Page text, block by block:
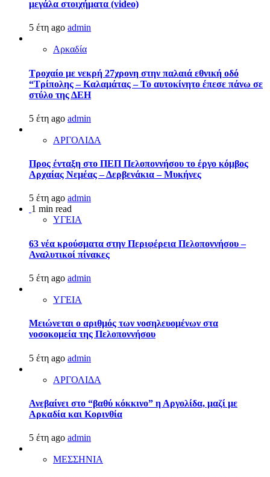
μεγάλα στοιχήματα (video)
5 έτη ago admin
Αρκαδία
Τροχαίο με νεκρή 27χρονη στην παλαιά εθνική οδό
“Τρίπολης – Καλαμάτας – Το αυτοκίνητο έπεσε πάνω σε
στύλο της ΔΕΗ
5 έτη ago admin
ΑΡΓΟΛΙΔΑ
Προς ένταξη στο ΠΕΠ Πελοποννήσου το έργο κόμβος
Αρχαίας Νεμέας – Δερβενάκια – Μυκήνες
5 έτη ago admin
1 min read
ΥΓΕΙΑ
63 νέα κρούσματα στην Περιφέρεια Πελοποννήσου –
Αναλυτικοί πίνακες
5 έτη ago admin
ΥΓΕΙΑ
Μειώνεται ο αριθμός των νοσηλευομένων στα
νοσοκομεία της Πελοποννήσου
5 έτη ago admin
ΑΡΓΟΛΙΔΑ
Ανεβαίνει στο “βαθύ κόκκινο” η Αργολίδα, μαζί με
Αρκαδία και Κορινθία
5 έτη ago admin
ΜΕΣΣΗΝΙΑ